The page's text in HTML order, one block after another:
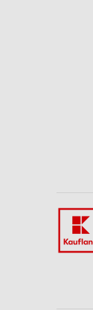
Performance